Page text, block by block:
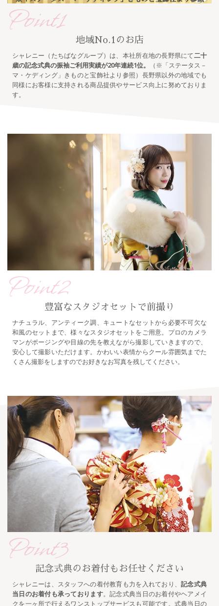
Point1
地域No.1のお店
シャレニー（たちばなグループ）は、本社所在地の長野県にて二十
歳の記念式典の振袖ご利用実績が20年連続1位。
（※「ステータス－
マ・ケディング」きものと宝飾社より参照）長野県以外の地域でも
同様にお客様に支持される商品提供やサービス向上に努めておりま
す。
Point2
豊富なスタジオセットで前撮り
ナチュラル、アンティーク調、キュートなセットから必要不可欠な
和風のセットまで、様々なスタジオセットをご用意。プロのカメラ
マンがポージングや目線の先を教えながら撮影していきますので、
安心して撮影いただけます。かわいい表情からクール雰囲気までた
くさん撮影をしますのでお好きなお写真を残してください。
Point3
記念式典のお着付もお任せください
シャレニーは、スタッフへの着付教育も力を入れており、記念式典
当日のお着付も承っております。記念式典当日のお着付やヘアメイ
クを一ヶ所で行えるワンストップサービスも可能です。式典当日の